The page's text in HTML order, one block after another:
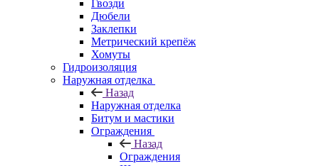
Гвозди
Дюбели
Заклепки
Метрический крепёж
Хомуты
Гидроизоляция
Наружная отделка
Назад
Наружная отделка
Битум и мастики
Ограждения
Назад
Ограждения